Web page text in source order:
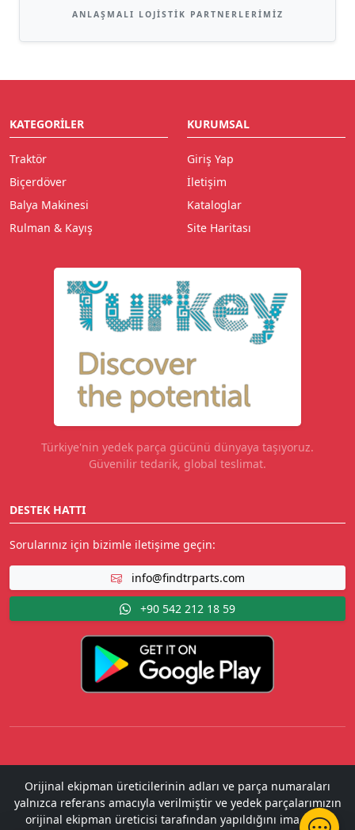
ANLAŞMALI LOJISTIK PARTNERLERIMIZ
KATEGORILER
Traktör
Biçerdöver
Balya Makinesi
Rulman & Kayış
KURUMSAL
Giriş Yap
İletişim
Kataloglar
Site Haritası
Türkiye'nin yedek parça gücünü dünyaya taşıyoruz.
Güvenilir tedarik, global teslimat.
DESTEK HATTI
Sorularınız için bizimle iletişime geçin:
info@findtrparts.com
+90 542 212 18 59
Orijinal ekipman üreticilerinin adları ve parça numaraları
yalnızca referans amacıyla verilmiştir ve yedek parçalarımızın
orijinal ekipman üreticisi tarafından yapıldığını ima etme